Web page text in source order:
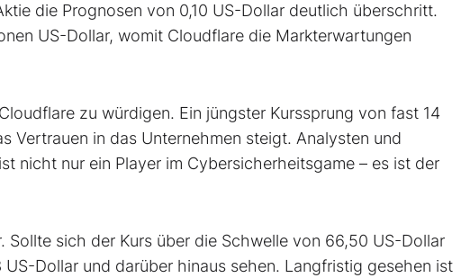
die Prognosen von 0,10 US-Dollar deutlich überschritt.
US-Dollar, womit Cloudflare die Markterwartungen
zu würdigen. Ein jüngster Kurssprung von fast 14
Vertrauen in das Unternehmen steigt. Analysten und
nicht nur ein Player im Cybersicherheitsgame – es ist der
sich der Kurs über die Schwelle von 66,50 US-Dollar
Dollar und darüber hinaus sehen. Langfristig gesehen ist